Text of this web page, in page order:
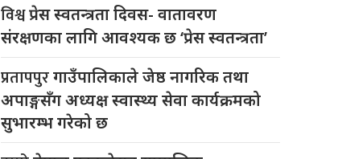
विश्वप्रेस स्वतन्त्रता दिवस- वातावरण
संरक्षणका लागि आवश्यक छ ‘प्रेस स्वतन्त्रता’
प्रतापपुरगाउँपालिकाले जेष्ठ नागरिक तथा
अपाङ्गसँग अध्यक्ष स्वास्थ्य सेवा कार्यक्रमको
सुभारम्भ गरेको छ